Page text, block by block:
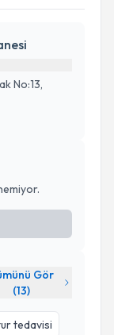
No:13,
Gör
(13)
tedavisi